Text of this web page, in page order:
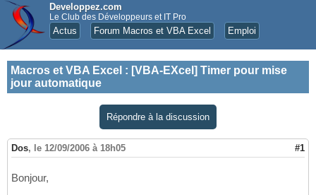
Developpez.com
Le Club des Développeurs et IT Pro
Actus Forum Macros et VBA Excel Emploi
Macros et VBA Excel : [VBA-EXcel] Timer pour mise
jour automatique
Répondre à la discussion
Dos, le 12/09/2006 à 18h05 #1
Bonjour,